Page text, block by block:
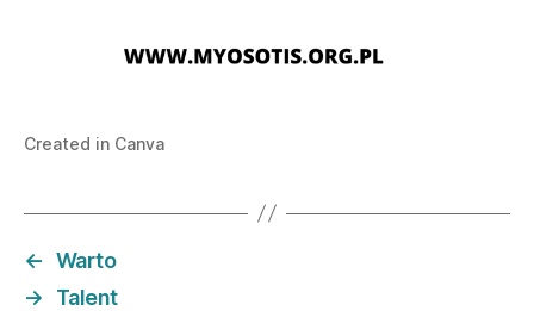
Created in Canva
← Warto
→
Talent